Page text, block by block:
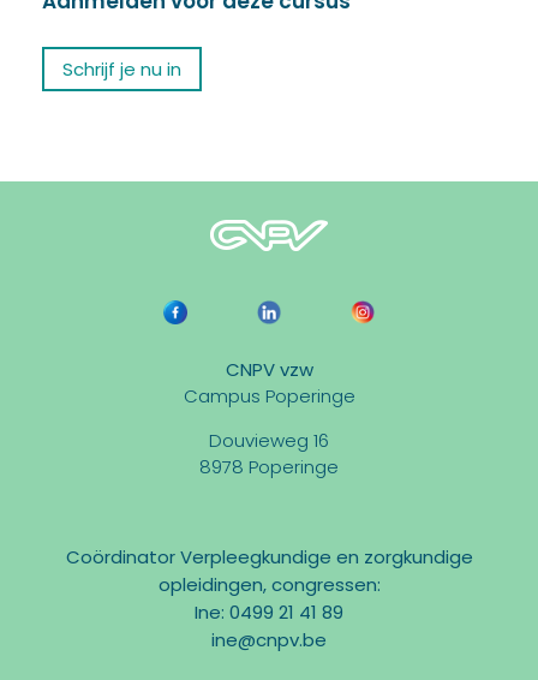
Schrijf je nu in
CNPV vzw
Campus Poperinge
Douvieweg 16
8978 Poperinge
Coördinator Verpleegkundige en zorgkundige
opleidingen, congressen:
Ine: 0499 21 41 89
ine@cnpv.be